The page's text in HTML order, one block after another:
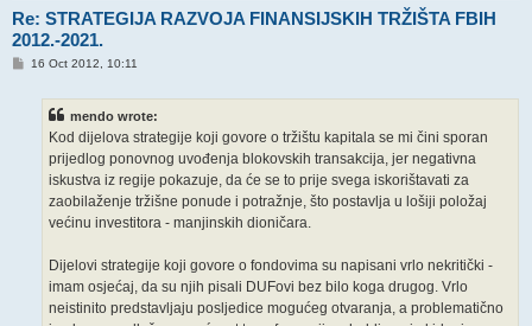
Re: STRATEGIJA RAZVOJA FINANSIJSKIH TRŽIŠTA FBIH
2012.-2021.
P16 Oct 2012, 10:11
mendo wrote:
Kod dijelova strategije koji govore o tržištu kapitala se mi čini sporan
prijedlog ponovnog uvođenja blokovskih transakcija, jer negativna
iskustva iz regije pokazuje, da će se to prije svega iskorištavati za
zaobilaženje tržišne ponude i potražnje, što postavlja u lošiji položaj
većinu investitora - manjinskih dioničara.
Dijelovi strategije koji govore o fondovima su napisani vrlo nekritički -
imam osjećaj, da su njih pisali DUFovi bez bilo koga drugog. Vrlo
neistinito predstavljaju posljedice mogućeg otvaranja, a problematično